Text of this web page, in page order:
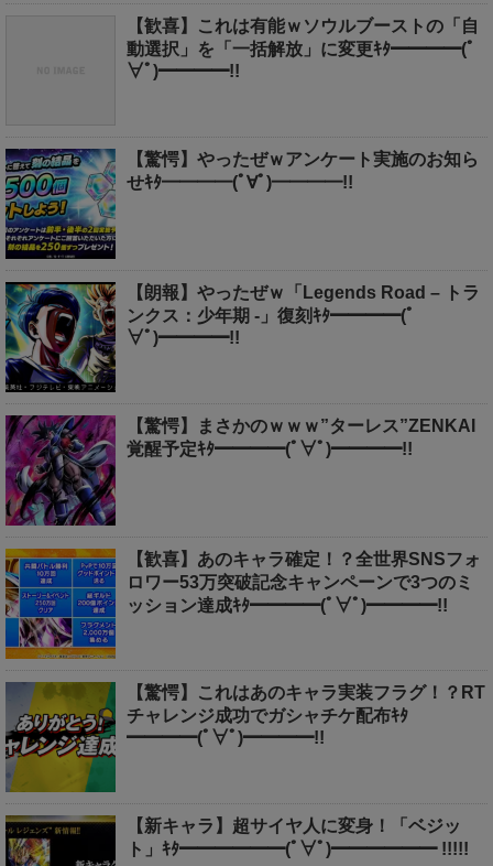
【歓喜】これは有能ｗソウルブーストの「自
動選択」を「一括解放」に変更ｷﾀ━━━━(ﾟ
∀ﾟ)━━━━!!
【驚愕】やったぜｗアンケート実施のお知ら
せｷﾀ━━━━(ﾟ∀ﾟ)━━━━!!
【朗報】やったぜｗ「Legends Road – トラ
ンクス：少年期 -」復刻ｷﾀ━━━━(ﾟ
∀ﾟ)━━━━!!
【驚愕】まさかのｗｗｗ”ターレス”ZENKAI
覚醒予定ｷﾀ━━━━(ﾟ∀ﾟ)━━━━!!
【歓喜】あのキャラ確定！？全世界SNSフォ
ロワー53万突破記念キャンペーンで3つのミ
ッション達成ｷﾀ━━━━(ﾟ∀ﾟ)━━━━!!
【驚愕】これはあのキャラ実装フラグ！？RT
チャレンジ成功でガシャチケ配布ｷﾀ
━━━━(ﾟ∀ﾟ)━━━━!!
【新キャラ】超サイヤ人に変身！「ベジッ
ト」ｷﾀ━━━━━━(ﾟ∀ﾟ)━━━━━━ !!!!!